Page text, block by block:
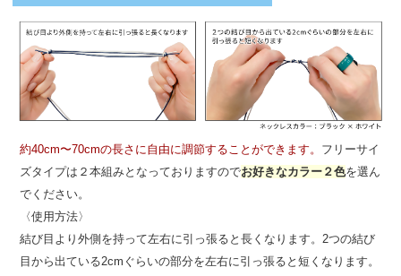
約40cm〜70cmの長さに自由に調節することができます。 フリーサイ
ズタイプは２本組みとなっておりますのでお好きなカラー２色を選ん
でください。
〈使用方法〉
結び目より外側を持って左右に引っ張ると長くなります。2つの結び
目から出ている2cmぐらいの部分を左右に引っ張ると短くなります。